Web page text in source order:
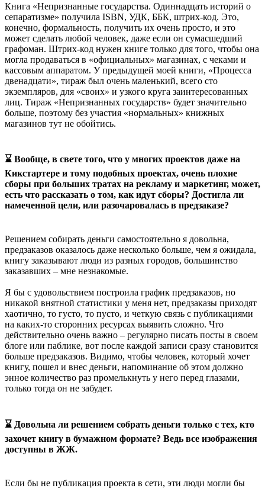
Книга «Непризнанные государства. Одиннадцать историй о
сепаратизме» получила ISBN, УДК, ББК, штрих-код. Это,
конечно, формальность, получить их очень просто, и это
может сделать любой человек, даже если он сумасшедший
графоман. Штрих-код нужен книге только для того, чтобы она
могла продаваться в «официальных» магазинах, с чеками и
кассовым аппаратом. У предыдущей моей книги, «Процесса
двенадцати», тираж был очень маленький, всего сто
экземпляров, для «своих» и узкого круга заинтересованных
лиц. Тираж «Непризнанных государств» будет значительно
больше, поэтому без участия «нормальных» книжных
магазинов тут не обойтись.
⌛ Вообще, в свете того, что у многих проектов даже на
Кикстартере и тому подобных проектах, очень плохие
сборы при больших тратах на рекламу и маркетинг, может,
есть что рассказать о том, как идут сборы? Достигла ли
намеченной цели, или разочаровалась в предзаказе?
Решением собирать деньги самостоятельно я довольна,
предзаказов оказалось даже несколько больше, чем я ожидала,
книгу заказывают люди из разных городов, большинство
заказавших – мне незнакомые.
Я бы с удовольствием построила график предзаказов, но
никакой внятной статистики у меня нет, предзаказы приходят
хаотично, то густо, то пусто, и четкую связь с публикациями
на каких-то сторонних ресурсах выявить сложно. Что
действительно очень важно – регулярно писать посты в своем
блоге или паблике, вот после каждой записи сразу становится
больше предзаказов. Видимо, чтобы человек, который хочет
книгу, пошел и внес деньги, напоминание об этом должно
энное количество раз промелькнуть у него перед глазами,
только тогда он не забудет.
⌛ Довольна ли решением собрать деньги только с тех, кто
захочет книгу в бумажном формате? Ведь все изображения
доступны в ЖЖ.
Если бы не публикация проекта в сети, эти люди могли бы